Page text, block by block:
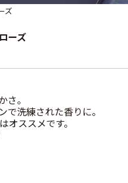
ズ
ーズ
。
洗練された香りに。
ススメです。